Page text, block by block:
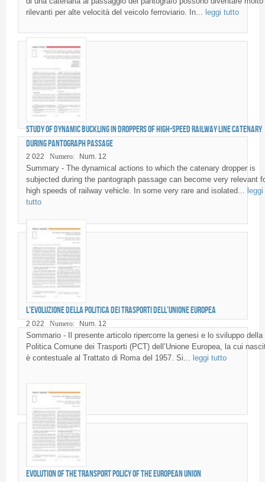
rilevanti per alte velocità del veicolo ferroviario. In... leggi tutto
Study of dynamic buckling in droppers of high-speed railway line catenary
during pantograph passage
2 022 Numero: Num. 12
Summary - The dynamical actions to which the catenary dropper is
subjected during the pantograph passage can become very relevant
high speeds of railway vehicle. In some very rare and isolated... leggi
tutto
L’evoluzione della Politica dei Trasporti dell’Unione Europea
2 022 Numero: Num. 12
Sommario - Il presente articolo ripercorre la genesi e lo sviluppo della
Politica Comune dei Trasporti (PCT) dell’Unione Europea, la cui
è contestuale al Trattato di Roma del 1957. Si...
leggi tutto
Evolution of the Transport Policy of the European Union